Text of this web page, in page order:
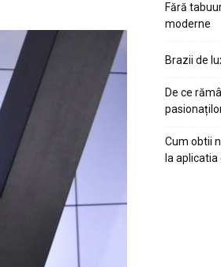
Fără
moderne
Brazii de
De ce
Cum obtii
la